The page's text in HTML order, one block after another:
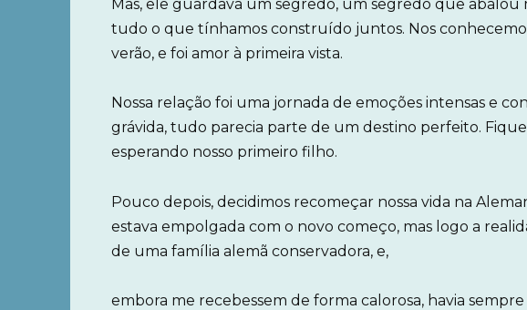
Mas, ele guardava um segredo, um segredo que
tudo o que tínhamos construído juntos. Nos
verão, e foi amor à primeira vista.
Nossa relação foi uma jornada de emoções intensas e
grávida, tudo parecia parte de um destino perfeito.
esperando nosso primeiro filho.
Pouco depois, decidimos recomeçar nossa vida na
estava empolgada com o novo começo, mas logo a
de uma família alemã conservadora, e,
embora me recebessem de forma calorosa, havia